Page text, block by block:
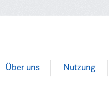
Über uns Nutzung